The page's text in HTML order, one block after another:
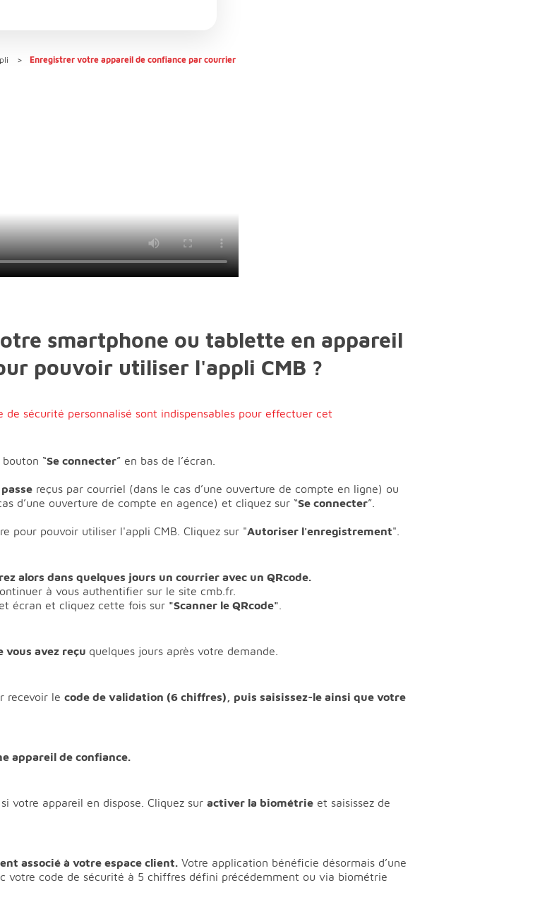
Enregistrer votre appareil de confiance par courrier
smartphone ou tablette en appareil
pouvoir utiliser l'appli CMB ?
sécurité personnalisé sont indispensables pour effectuer cet
“Se connecter” en bas de l’écran.
reçus par courriel (dans le cas d’une ouverture de compte en ligne) ou
d’une ouverture de compte en agence) et cliquez sur “Se connecter”.
pour pouvoir utiliser l'appli CMB. Cliquez sur "Autoriser l'enregistrement".
alors dans quelques jours un courrier avec un QRcode.
à vous authentifier sur le site cmb.fr.
écran et cliquez cette fois sur "Scanner le QRcode"
vous avez reçu quelques jours après votre demande.
recevoir le code de validation (6 chiffres), puis saisissez-le ainsi que votre
appareil de confiance.
votre appareil en dispose. Cliquez sur activer la biométrie et saisissez de
associé à votre espace client. Votre application bénéficie désormais d’une
votre code de sécurité à 5 chiffres défini précédemment ou via biométrie